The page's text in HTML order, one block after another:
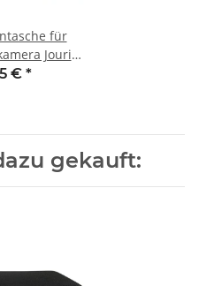
für
Jourist
990
€ *
gekauft: